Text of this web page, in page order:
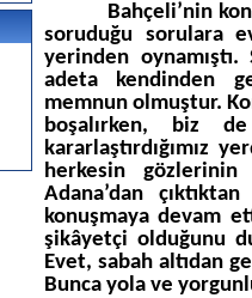
Bahçeli’nin
soruduğu sorulara
yerinden oynamıştı.
adeta kendinden
memnun olmuştur.
boşalırken, biz
kararlaştırdığımız
herkesin
Adana’dan
konuşmaya devam
şikâyetçi olduğunu
Evet, sabah altıdan
Bunca yola ve